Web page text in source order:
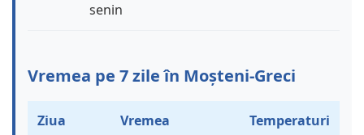
senin
Vremea pe 7 zile în Moșteni-Greci
Ziua Vremea Temperaturi